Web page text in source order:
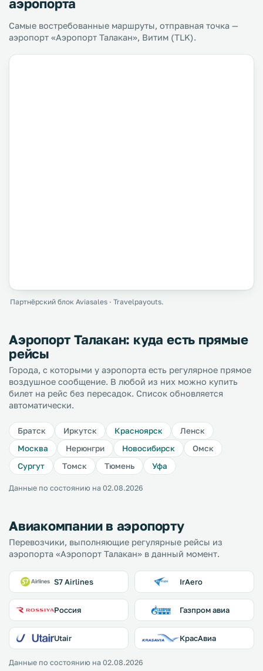
аэропорта
Самые востребованные маршруты, отправная точка —
аэропорт «Аэропорт Талакан», Витим (TLK).
Партнёрский блок Aviasales · Travelpayouts.
Аэропорт Талакан: куда есть прямые
рейсы
Города, с которыми у аэропорта есть регулярное прямое
воздушное сообщение. В любой из них можно купить
билет на рейс без пересадок. Список обновляется
автоматически.
Братск Иркутск Красноярск
Ленск
Москва
Нерюнгри Новосибирск
Омск
Сургут
Томск Тюмень Уфа
Данные по состоянию на 02.08.2026
Авиакомпании в аэропорту
Перевозчики, выполняющие регулярные рейсы из
аэропорта «Аэропорт Талакан» в данный момент.
S7 Airlines IrAero
Россия Газпром авиа
Utair КрасАвиа
Данные по состоянию на 02.08.2026